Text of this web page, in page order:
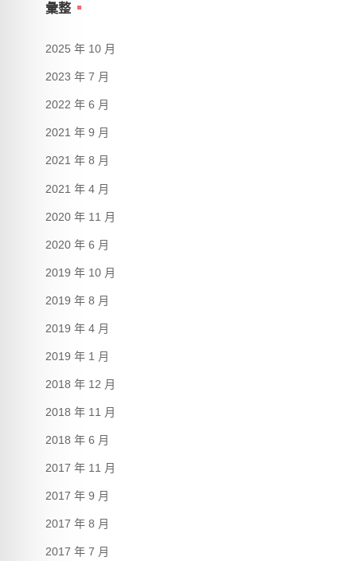
彙整
2025 年 10 月
2023 年 7 月
2022 年 6 月
2021 年 9 月
2021 年 8 月
2021 年 4 月
2020 年 11 月
2020 年 6 月
2019 年 10 月
2019 年 8 月
2019 年 4 月
2019 年 1 月
2018 年 12 月
2018 年 11 月
2018 年 6 月
2017 年 11 月
2017 年 9 月
2017 年 8 月
2017 年 7 月